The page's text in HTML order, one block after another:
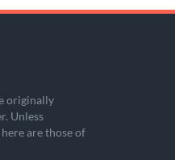
originally
Unless
are those of